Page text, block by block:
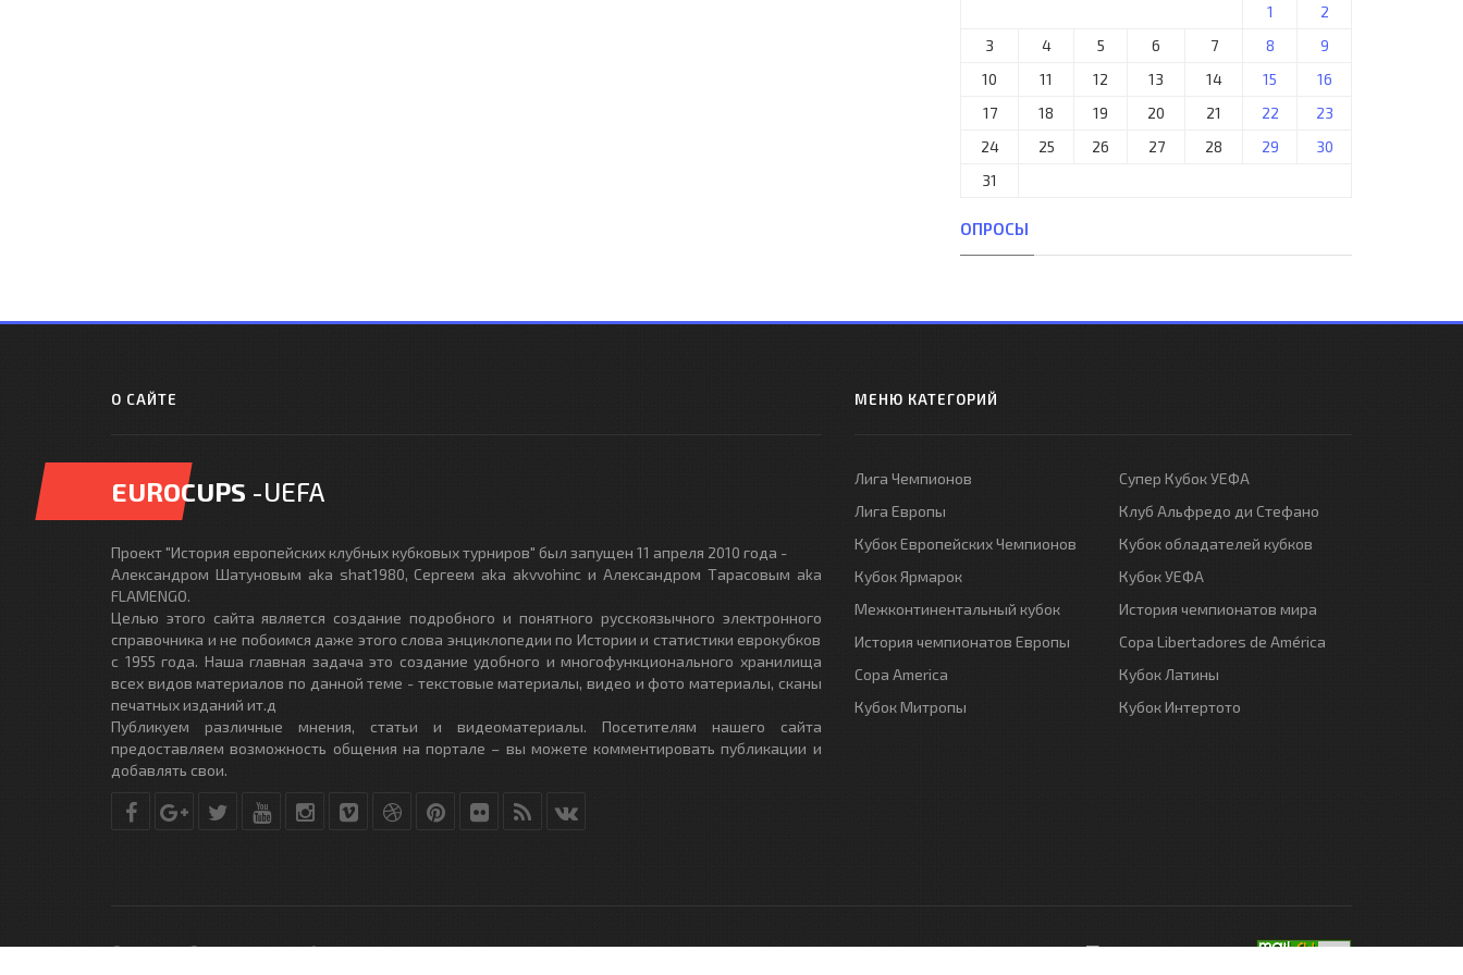
1
2
3
4 5 6 7 8
9
10
11 12 13 14 15
16
17
18 19 20 21 22
23
24
25 26 27 28 29
30
31
ОПРОСЫ
О САЙТЕ
EUROCUPS -UEFA
Проект "История европейских клубных кубковых турниров" был запущен 11 апреля 2010 года -
Александром Шатуновым aka shat1980, Сергеем aka akvvohinc и Александром Тарасовым aka
FLAMENGO.
Целью этого сайта является создание подробного и понятного русскоязычного электронного
справочника и не побоимся даже этого слова энциклопедии по Истории и статистики еврокубков
с 1955 года. Наша главная задача это создание удобного и многофункционального хранилища
всех видов материалов по данной теме - текстовые материалы, видео и фото материалы, сканы
печатных изданий ит.д
Публикуем различные мнения, статьи и видеоматериалы. Посетителям нашего сайта
предоставляем возможность общения на портале – вы можете комментировать публикации и
добавлять свои.
МЕНЮ КАТЕГОРИЙ
Лига Чемпионов
Лига Европы
Кубок Европейских Чемпионов
Кубок Ярмарок
Межконтинентальный кубок
История чемпионатов Европы
Copa America
Кубок Митропы
Супер Кубок УЕФА
Клуб Альфредо ди Стефано
Кубок обладателей кубков
Кубок УЕФА
История чемпионатов мира
Copa Libertadores de América
Кубок Латины
Кубок Интертото
© Copyright © 2010-2017. Разработано студиейDLE-THEME.RU- All Rights Reserved.